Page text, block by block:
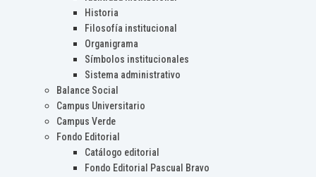
Historia
Filosofía institucional
Organigrama
Símbolos institucionales
Sistema administrativo
Balance Social
Campus Universitario
Campus Verde
Fondo Editorial
Catálogo editorial
Fondo Editorial Pascual Bravo